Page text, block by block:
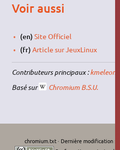
Voir aussi
(en) Site Officiel
(fr) Article sur JeuxLinux
Contributeurs principaux :kmeleon
Basé sur
Chromium B.S.U.
chromium.txt· Dernière modification :